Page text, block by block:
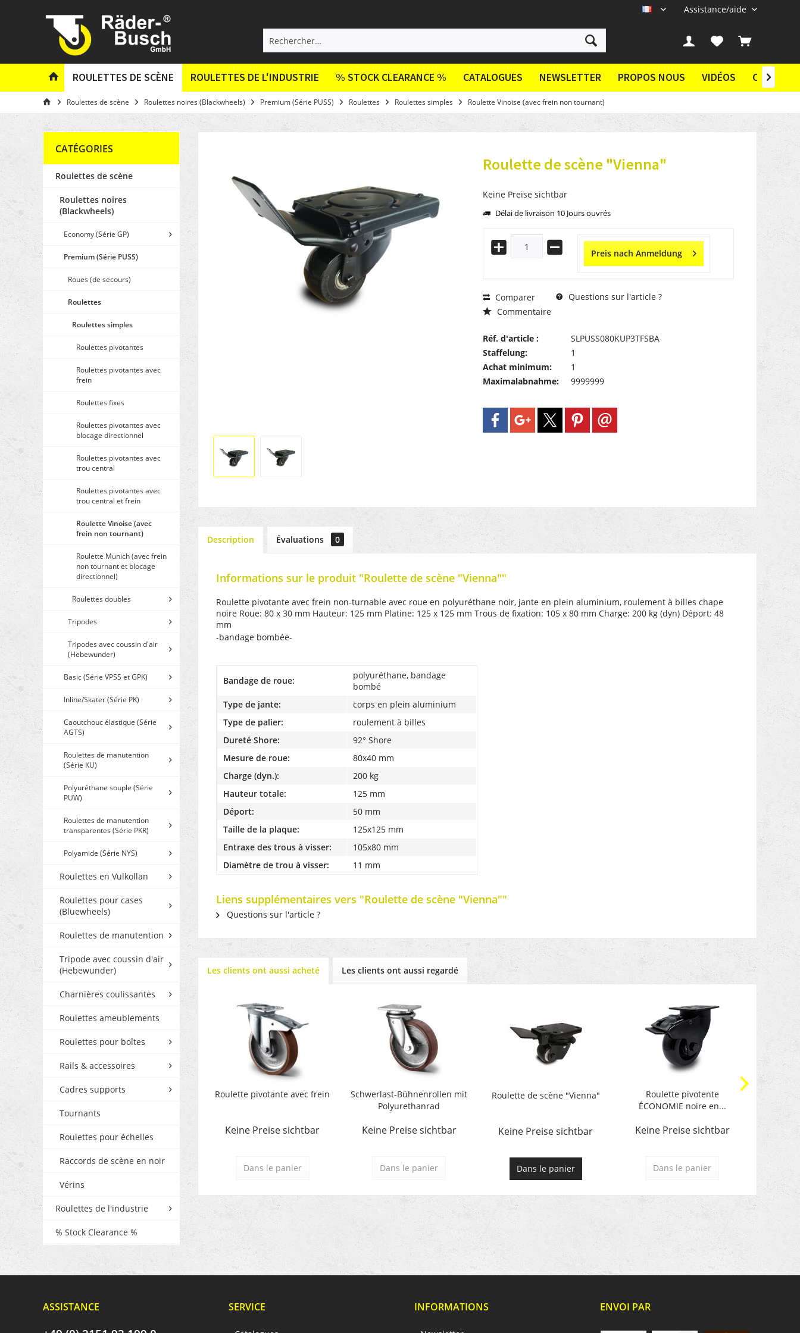
Assistance/aide
ROULETTES DE SCÈNE ROULETTES DE L'INDUSTRIE % STOCK CLEARANCE % CATALOGUES NEWSLETTER PROPOS NOUS VIDÉOS CONTACT

Roulettes de scène Roulettes noires (Blackwheels) Premium (Série PUSS) Roulettes Roulettes simples Roulette Vinoise (avec frein non tournant)
CATÉGORIES
Roulettes de scène
Roulettes noires
(Blackwheels)
Economy (Série GP)
Premium (Série PUSS)
Roues (de secours)
Roulettes
Roulettes simples
Roulettes pivotantes
Roulettes pivotantes avec
frein
Roulettes fixes
Roulettes pivotantes avec
blocage directionnel
Roulettes pivotantes avec
trou central
Roulettes pivotantes avec
trou central et frein
Roulette Vinoise (avec
frein non tournant)
Roulette Munich (avec frein
non tournant et blocage
directionnel)
Roulettes doubles
Tripodes
Tripodes avec coussin d'air
(Hebewunder)
Basic (Série VPSS et GPK)
Inline/Skater (Série PK)
Caoutchouc élastique (Série
AGTS)
Roulettes de manutention
(Série KU)
Polyuréthane souple (Série
PUW)
Roulettes de manutention
transparentes (Série PKR)
Polyamide (Série NYS)
Roulettes en Vulkollan
Roulettes pour cases
(Bluewheels)
Roulettes de manutention
Tripode avec coussin d'air
(Hebewunder)
Charnières coulissantes
Roulettes ameublements
Roulettes pour boîtes
Rails & accessoires
Cadres supports
Tournants
Roulettes pour échelles
Raccords de scène en noir
Vérins
Roulettes de l'industrie
% Stock Clearance %
Roulette de scène "Vienna"
Keine Preise sichtbar
Délai de livraison 10 Jours ouvrés
Preis nach Anmeldung
Comparer
Questions sur l'article ?
Commentaire
Réf. d'article :
SLPUSS080KUP3TFSBA
Staffelung:
1
Achat minimum:
1
Maximalabnahme:
9999999
Description Évaluations 0
Informations sur le produit "Roulette de scène "Vienna""
Roulette pivotante avec frein non-turnable avec roue en polyuréthane noir, jante en plein aluminium, roulement à billes chape
noire Roue: 80 x 30 mm Hauteur: 125 mm Platine: 125 x 125 mm Trous de fixation: 105 x 80 mm Charge: 200 kg (dyn) Déport: 48
mm
-bandage bombée-
Bandage de roue:
polyuréthane, bandage
bombé
Type de jante:
corps en plein aluminium
Type de palier:
roulement à billes
Dureté Shore:
92° Shore
Mesure de roue:
80x40 mm
Charge (dyn.):
200 kg
Hauteur totale:
125 mm
Déport:
50 mm
Taille de la plaque:
125x125 mm
Entraxe des trous à visser:
105x80 mm
Diamètre de trou à visser:
11 mm
Liens supplémentaires vers "Roulette de scène "Vienna""
Questions sur l'article ?
Les clients ont aussi acheté Les clients ont aussi regardé
Roulette pivotante avec frein
Keine Preise sichtbar
Dans le panier
Schwerlast-Bühnenrollen mit
Polyurethanrad
Keine Preise sichtbar
Dans le panier
Roulette de scène "Vienna"
Keine Preise sichtbar
Dans le panier
Roulette pivotente
ÉCONOMIE noire en...
Keine Preise sichtbar
Dans le panier
ASSISTANCE SERVICE INFORMATIONS ENVOI PAR